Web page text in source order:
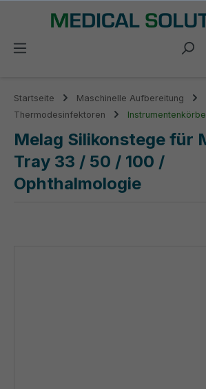
springen
Startseite
Maschinelle Aufbereitung
Thermodesinfektoren
Melag Silikonstege für
Tray 33 / 50 / 100 /
Ophthalmologie